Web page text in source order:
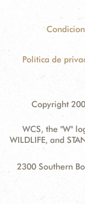
Política de
Copyright
WCS, the "W"
WILDLIFE, and
Contact
Address:
2300 Southern